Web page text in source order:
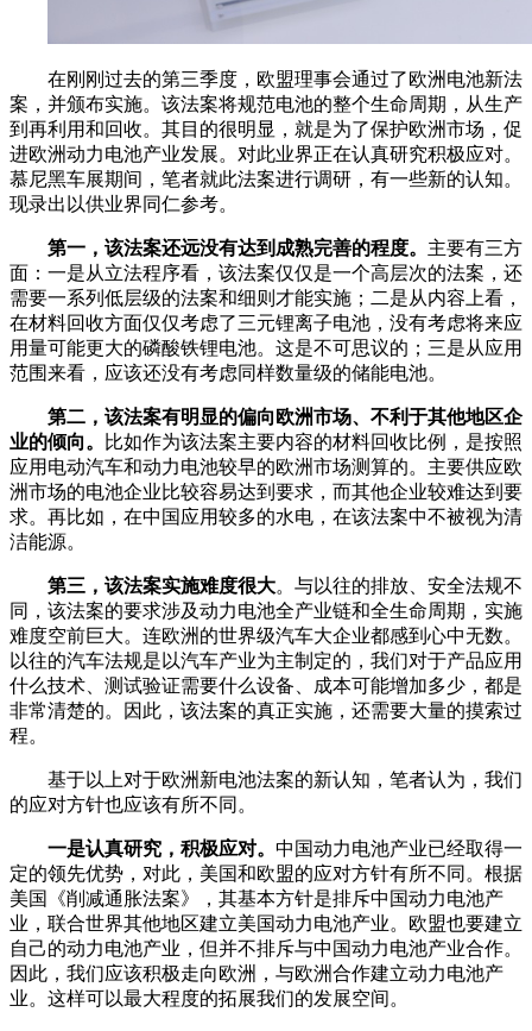
在刚刚过去的第三季度，欧盟理事会通过了欧洲电池新法
案，并颁布实施。该法案将规范电池的整个生命周期，从生产
到再利用和回收。其目的很明显，就是为了保护欧洲市场，促
进欧洲动力电池产业发展。对此业界正在认真研究积极应对。
慕尼黑车展期间，笔者就此法案进行调研，有一些新的认知。
现录出以供业界同仁参考。
第一，该法案还远没有达到成熟完善的程度。 主要有三方
面：一是从立法程序看，该法案仅仅是一个高层次的法案，还
需要一系列低层级的法案和细则才能实施；二是从内容上看，
在材料回收方面仅仅考虑了三元锂离子电池，没有考虑将来应
用量可能更大的磷酸铁锂电池。这是不可思议的；三是从应用
范围来看，应该还没有考虑同样数量级的储能电池。
第二，该法案有明显的偏向欧洲市场、不利于其他地区企
业的倾向。
比如作为该法案主要内容的材料回收比例，是按照
应用电动汽车和动力电池较早的欧洲市场测算的。主要供应欧
洲市场的电池企业比较容易达到要求，而其他企业较难达到要
求。再比如，在中国应用较多的水电，在该法案中不被视为清
洁能源。
第三，该法案实施难度很大。与以往的排放、安全法规不
同，该法案的要求涉及动力电池全产业链和全生命周期，实施
难度空前巨大。连欧洲的世界级汽车大企业都感到心中无数。
以往的汽车法规是以汽车产业为主制定的，我们对于产品应用
什么技术、测试验证需要什么设备、成本可能增加多少，都是
非常清楚的。因此，该法案的真正实施，还需要大量的摸索过
程。
基于以上对于欧洲新电池法案的新认知，笔者认为，我们
的应对方针也应该有所不同。
一是认真研究，积极应对。 中国动力电池产业已经取得一
定的领先优势，对此，美国和欧盟的应对方针有所不同。根据
美国《削减通胀法案》，其基本方针是排斥中国动力电池产
业，联合世界其他地区建立美国动力电池产业。欧盟也要建立
自己的动力电池产业，但并不排斥与中国动力电池产业合作。
因此，我们应该积极走向欧洲，与欧洲合作建立动力电池产
业。这样可以最大程度的拓展我们的发展空间。